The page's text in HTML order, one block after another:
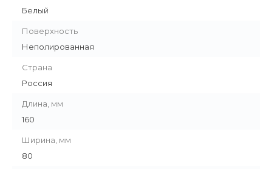
Белый
Поверхность
Неполированная
Страна
Россия
Длина, мм
160
Ширина, мм
80